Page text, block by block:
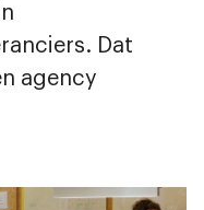
Dat
agency